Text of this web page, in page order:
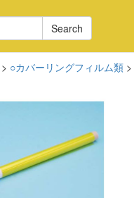
Search
> ○カバーリングフィルム類>